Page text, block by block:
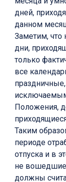
дней,
данном
Заметим, что
дни,
только
все
Положения,
Таким
периоде
отпуска и в
не вошедшие
должны